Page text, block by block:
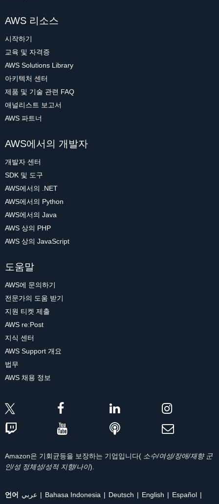
AWS 리소스
시작하기
교육 및 자격증
AWS Solutions Library
아키텍처 센터
제품 및 기술 관련 FAQ
애널리스트 보고서
AWS 파트너
AWS에서의 개발자
개발자 센터
SDK 및 도구
AWS에서의 .NET
AWS에서의 Python
AWS에서의 Java
AWS 상의 PHP
AWS 상의 JavaScript
도움말
AWS에 문의하기
전문가의 도움 받기
지원 티켓 제출
AWS re:Post
지식 센터
AWS Support 개요
법무
AWS 채용 정보
Amazon은 기회균등을 보장하는 기업입니다( 소수/여성/장애/재향 군
인/성 정체성/성적 지향/나이).
언어 عربي Bahasa Indonesia Deutsch English
Español